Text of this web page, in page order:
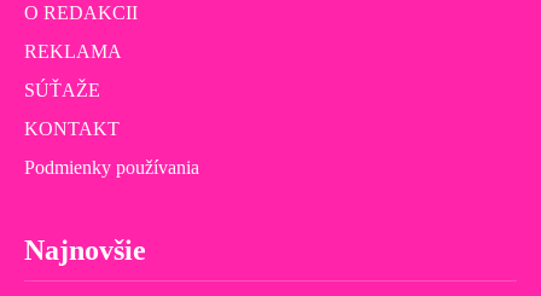
O REDAKCII
REKLAMA
SÚŤAŽE
KONTAKT
Podmienky používania
Najnovšie